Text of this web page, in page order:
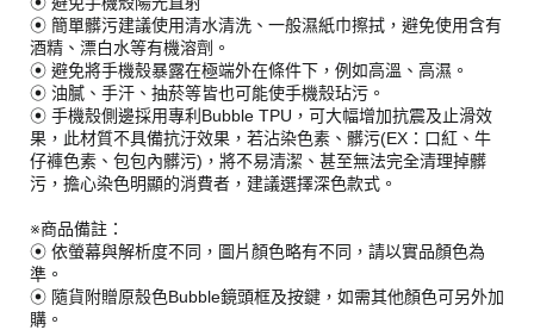
⦿ 簡單髒污建議使用清水清洗、一般濕紙巾擦拭，避免使用含有
酒精、漂白水等有機溶劑。
⦿ 避免將手機殼暴露在極端外在條件下，例如高溫、高濕。
⦿ 油膩、手汗、抽菸等皆也可能使手機殼玷污。
⦿ 手機殼側邊採用專利Bubble TPU，可大幅增加抗震及止滑效
果，此材質不具備抗汙效果，若沾染色素、髒污(EX：口紅、牛
仔褲色素、包包內髒污)，將不易清潔、甚至無法完全清理掉髒
污，擔心染色明顯的消費者，建議選擇深色款式。
※商品備註：
⦿ 依螢幕與解析度不同，圖片顏色略有不同，請以實品顏色為
準。
⦿ 隨貨附贈原殼色Bubble鏡頭框及按鍵，如需其他顏色可另外加
購。